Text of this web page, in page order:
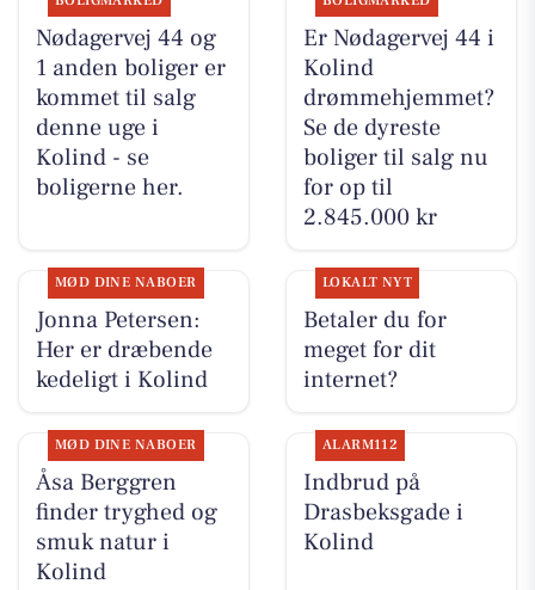
Nødagervej 44 og
1 anden boliger er
kommet til salg
denne uge i
Kolind - se
boligerne her.
Er Nødagervej 44 i
Kolind
drømmehjemmet?
Se de dyreste
boliger til salg nu
for op til
2.845.000 kr
MØD DINE NABOER
Jonna Petersen:
Her er dræbende
kedeligt i Kolind
LOKALT NYT
Betaler du for
meget for dit
internet?
MØD DINE NABOER
Åsa Berggren
finder tryghed og
smuk natur i
Kolind
ALARM112
Indbrud på
Drasbeksgade i
Kolind